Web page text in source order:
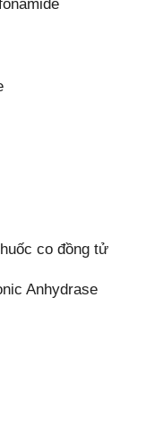
co đồng tử
Anhydrase